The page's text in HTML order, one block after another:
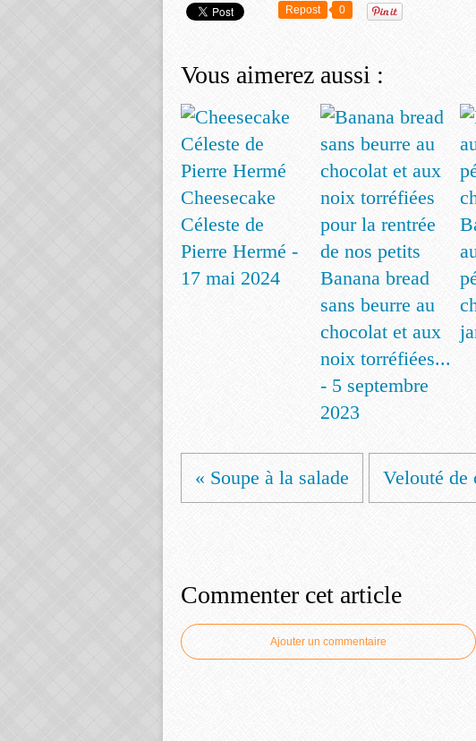
Repost 0
Vous aimerez aussi :
Cheesecake
Céleste de
Pierre Hermé -
17 mai 2024
Banana bread
sans beurre au
chocolat et aux
noix torréfiées...
- 5 septembre
2023
« Soupe à la salade Velouté de
Commenter cet article
Ajouter un commentaire